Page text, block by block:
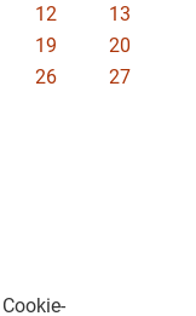
12
13
19
20
26
27
Cookie-